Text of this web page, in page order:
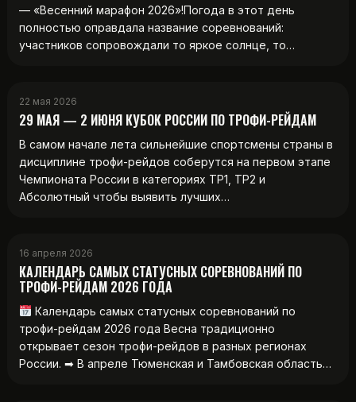
— «Весенний марафон 2026»!Погода в этот день
полностью оправдала название соревнований:
участников сопровождали то яркое солнце, то…
22 мая 2026
29 МАЯ — 2 ИЮНЯ КУБОК РОССИИ ПО ТРОФИ-РЕЙДАМ
В самом начале лета сильнейшие спортсмены страны в
дисциплине трофи-рейдов соберутся на первом этапе
Чемпионата России в категориях ТР1, ТР2 и
Абсолютный чтобы выявить лучших…
16 апреля 2026
КАЛЕНДАРЬ САМЫХ СТАТУСНЫХ СОРЕВНОВАНИЙ ПО
ТРОФИ-РЕЙДАМ 2026 ГОДА
Календарь самых статусных соревнований по
трофи-рейдам 2026 года Весна традиционно
открывает сезон трофи-рейдов в разных регионах
России. ➡ В апреле Тюменская и Тамбовская область…